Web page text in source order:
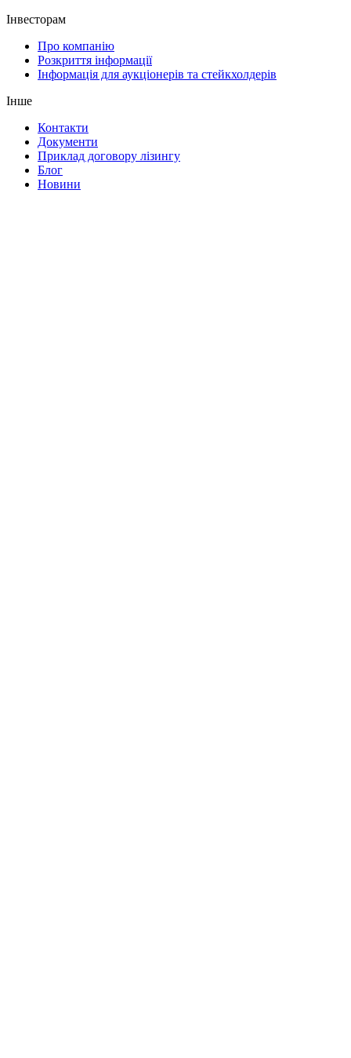
Інвесторам
Про компанію
Розкриття інформації
Інформація для аукціонерів та стейкхолдерів
Інше
Контакти
Документи
Приклад договору лізингу
Блог
Новини